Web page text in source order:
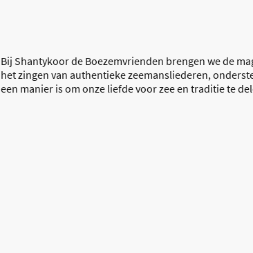
Bij Shantykoor de Boezemvrienden brengen we de
het zingen van authentieke zeemansliederen,
een manier is om onze liefde voor zee en traditie te